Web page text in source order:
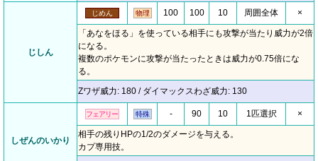
じしん
じめん 物理 100 100 10 周囲全体 ×
「あなをほる」を使っている相手にも攻撃が当たり威力が2倍
になる。
複数のポケモンに攻撃が当たったときは威力が0.75倍にな
る。
Zワザ威力: 180 / ダイマックスわざ威力: 130
しぜんのいかり
フェアリー 特殊 - 90 10 1匹選択 ×
相手の残りHPの1/2のダメージを与える。
カプ専用技。